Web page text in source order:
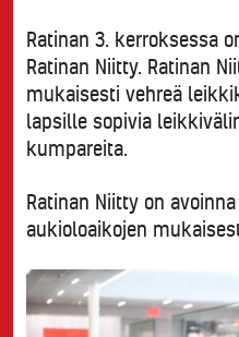
Ratinan 3. kerroksessa
Ratinan Niitty. Ratinan
mukaisesti vehreä
lapsille sopivia
kumpareita.
Ratinan Niitty on
aukioloaikojen